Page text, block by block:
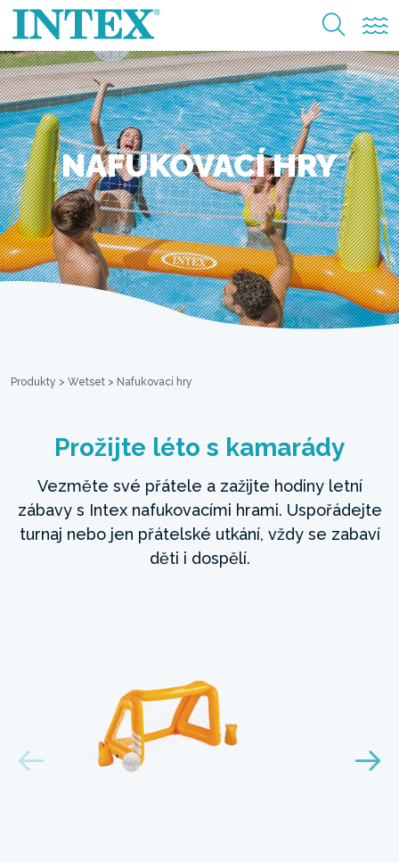
NAFUKOVACÍ HRY
Produkty > Wetset > Nafukovací hry
Prožijte léto s kamarády
Vezměte své přátele a zažijte hodiny letní
zábavy s Intex nafukovacími hrami. Uspořádejte
turnaj nebo jen přátelské utkání, vždy se zabaví
děti i dospělí.